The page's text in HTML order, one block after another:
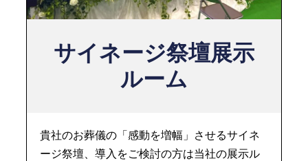
サイネージ祭壇展示
ルーム
貴社のお葬儀の「感動を増幅」させるサイネ
ージ祭壇、導入をご検討の方は当社の展示ル